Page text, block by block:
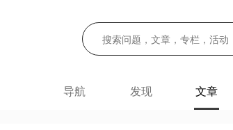
导航 发现 文章